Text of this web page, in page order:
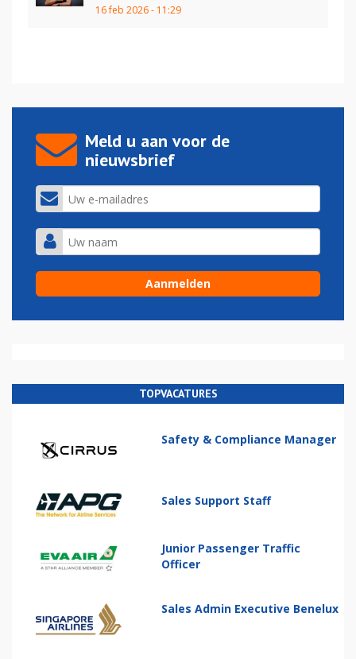
16 feb 2026 - 11:29
Meld u aan voor de
nieuwsbrief
TOPVACATURES
Safety & Compliance Manager
Sales Support Staff
Junior Passenger Traffic
Officer
Sales Admin Executive Benelux